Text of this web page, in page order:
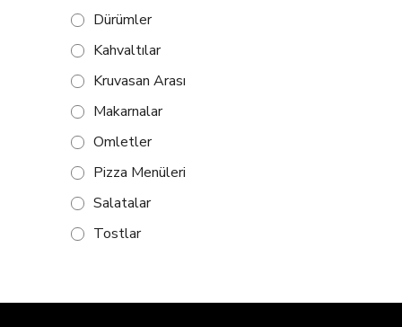
Dürümler
Kahvaltılar
Kruvasan Arası
Makarnalar
Omletler
Pizza Menüleri
Salatalar
Tostlar